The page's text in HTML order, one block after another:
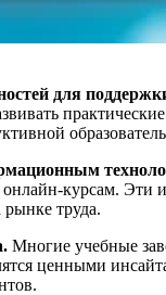
для
курсам.
рынке труда.
Многие учебные
ценными